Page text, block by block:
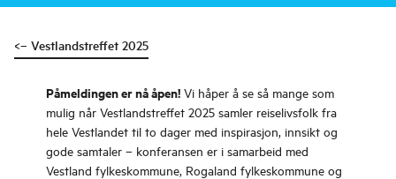
<– Vestlandstreffet 2025
Påmeldingen er nå åpen! Vi håper å se så mange som
mulig når Vestlandstreffet 2025 samler reiselivsfolk fra
hele Vestlandet til to dager med inspirasjon, innsikt og
gode samtaler – konferansen er i samarbeid med
Vestland fylkeskommune, Rogaland fylkeskommune og